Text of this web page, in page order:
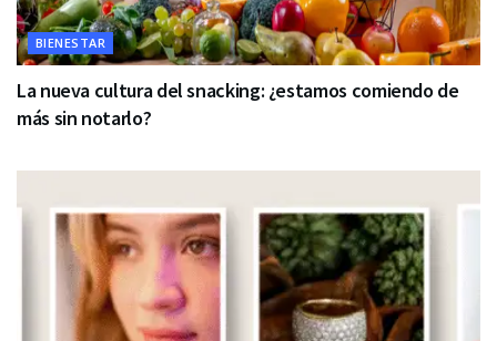
BIENESTAR
La nueva cultura del snacking: ¿estamos comiendo de
más sin notarlo?